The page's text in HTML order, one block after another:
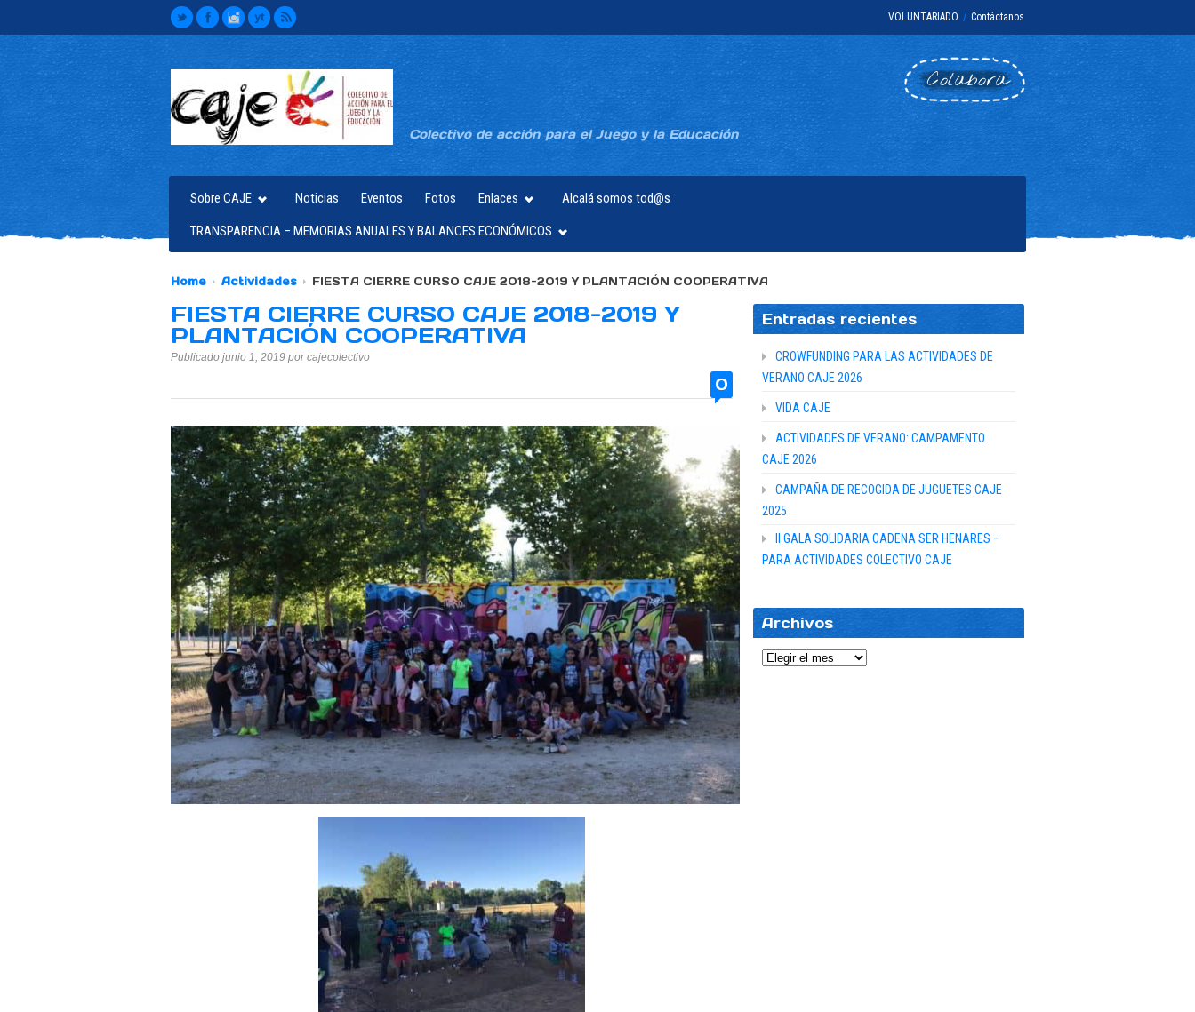
VOLUNTARIADO / Contáctanos
Colectivo de acción para el Juego y la Educación
Colabora
Sobre CAJE Noticias Eventos Fotos Enlaces Alcalá somos tod@s
TRANSPARENCIA – MEMORIAS ANUALES Y BALANCES ECONÓMICOS
Home Actividades FIESTA CIERRE CURSO CAJE 2018-2019 Y PLANTACIÓN COOPERATIVA
FIESTA CIERRE CURSO CAJE 2018-2019 Y
PLANTACIÓN COOPERATIVA
Publicado junio 1, 2019 por cajecolectivo
0
Entradas recientes
CROWFUNDING PARA LAS ACTIVIDADES DE
VERANO CAJE 2026
VIDA CAJE
ACTIVIDADES DE VERANO: CAMPAMENTO
CAJE 2026
CAMPAÑA DE RECOGIDA DE JUGUETES CAJE
2025
II GALA SOLIDARIA CADENA SER HENARES –
PARA ACTIVIDADES COLECTIVO CAJE
Archivos
Archivos